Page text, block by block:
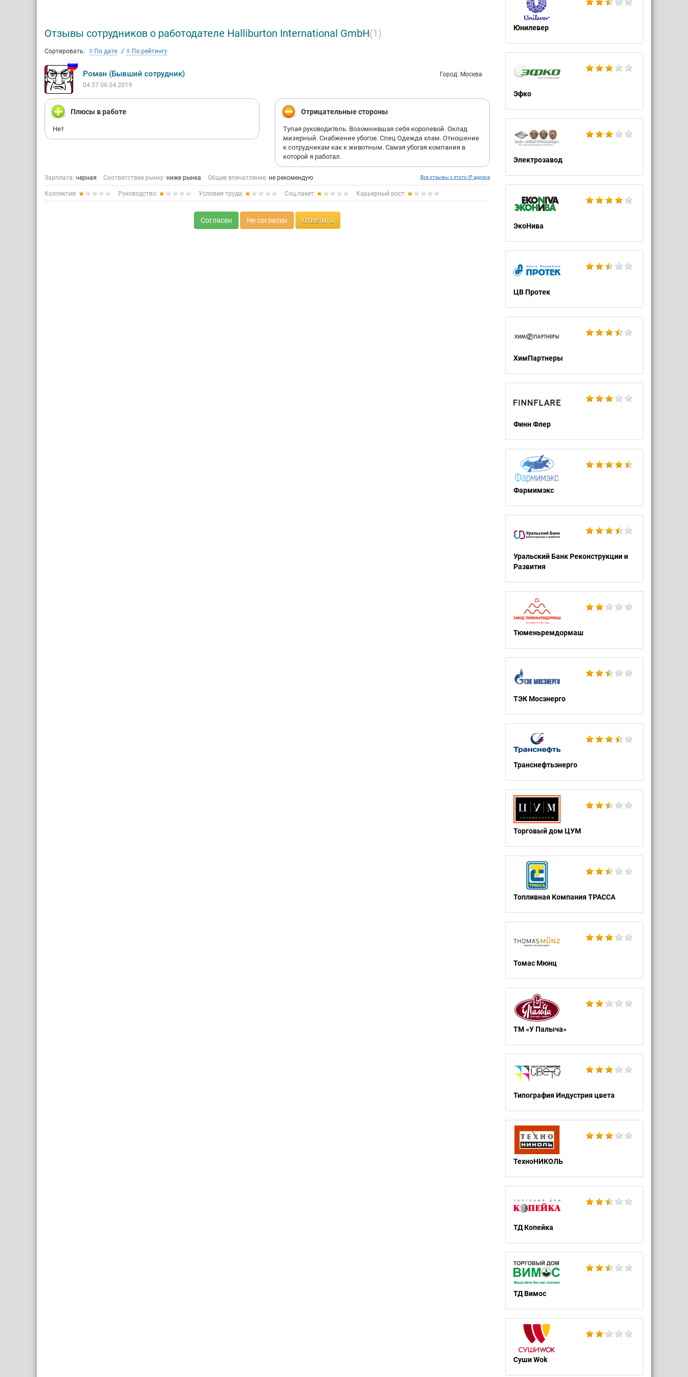
Юнилевер
Эфко
Электрозавод
ЭкоНива
ЦВ Протек
ХимПартнеры
Финн Флер
Фармимэкс
Уральский Банк Реконструкции и
Развития
Тюменьремдормаш
ТЭК Мосэнерго
Транснефтьэнерго
Торговый дом ЦУМ
Топливная Компания ТРАССА
Томас Мюнц
ТМ «У Палыча»
Типография Индустрия цвета
ТехноНИКОЛЬ
ТД Копейка
ТД Вимос
Суши Wok
better future for all. Put your creativity and experience to work with the world's leading
oilfield services company.
Opportunities for career and professional growth
Excellent working environment
Attractive compensation and social package (Medical, Life and PA insurance; free
Отзывы сотрудников о работодателе Halliburton International GmbH(1)
Сортировать: По дате По рейтингу
Роман (Бывший сотрудник)
Город: Москва
04:57 06.04.2019
Плюсы в работе
Нет
Отрицательные стороны
Тупая руководитель. Возомнившая себя королевой. Оклад
мизерный. Снабжение убогое. Спец Одежда хлам. Отношение
к сотрудникам как к животным. Самая убогая компания в
которой я работал.
Зарплата: черная Соответствие рынку: ниже рынка Общее впечатление: не рекомендую Все отзывы с этого IP адреса
Коллектив: Руководство: Условия труда: Соц.пакет: Карьерный рост:
Согласен Не согласен Ответить